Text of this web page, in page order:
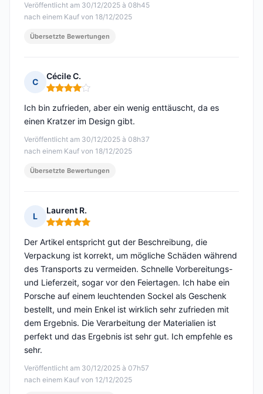
Veröffentlicht am 30/12/2025 à 08h45
nach einem Kauf von 18/12/2025
Übersetzte Bewertungen
C
Cécile C.
Hinweis: 4 von 5
Veröffentlicht am 30/12/2025 à 08h37
nach einem Kauf von 18/12/2025
Ich bin zufrieden, aber ein wenig enttäuscht, da es
einen Kratzer im Design gibt.
Übersetzte Bewertungen
L
Laurent R.
Hinweis: 5 von 5
Veröffentlicht am 30/12/2025 à 07h57
nach einem Kauf von 12/12/2025
Der Artikel entspricht gut der Beschreibung, die
Verpackung ist korrekt, um mögliche Schäden während
des Transports zu vermeiden. Schnelle Vorbereitungs-
und Lieferzeit, sogar vor den Feiertagen. Ich habe ein
Porsche auf einem leuchtenden Sockel als Geschenk
bestellt, und mein Enkel ist wirklich sehr zufrieden mit
dem Ergebnis. Die Verarbeitung der Materialien ist
perfekt und das Ergebnis ist sehr gut. Ich empfehle es
sehr.